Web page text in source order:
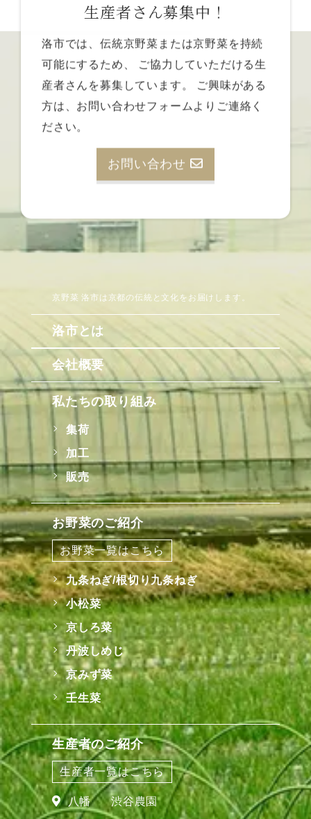
生産者さん募集中！
洛市では、伝統京野菜または京野菜を持続
可能にするため、
ご協力していただける生
産者さんを募集しています。
ご興味がある
方は、お問い合わせフォームよりご連絡く
ださい。
お問い合わせ
京野菜 洛市は京都の伝統と文化をお届けします。
洛市とは
会社概要
私たちの取り組み
集荷
加工
販売
お野菜のご紹介
お野菜一覧はこちら
九条ねぎ/根切り九条ねぎ
小松菜
京しろ菜
丹波しめじ
京みず菜
壬生菜
生産者のご紹介
生産者一覧はこちら
八幡
渋谷農園